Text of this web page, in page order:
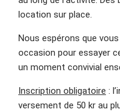
location sur place.
Nous espérons que
occasion pour essayer
un moment convivial
Inscription obligatoire :
versement de 50 kr au